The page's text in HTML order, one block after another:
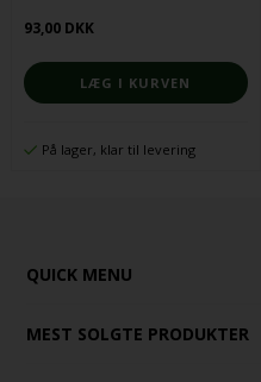
93,00 DKK
På lager, klar til levering
QUICK MENU
MEST SOLGTE PRODUKTER